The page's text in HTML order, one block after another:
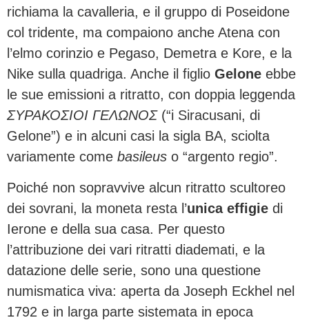
richiama la cavalleria, e il gruppo di Poseidone
col tridente, ma compaiono anche Atena con
l’elmo corinzio e Pegaso, Demetra e Kore, e la
Nike sulla quadriga. Anche il figlio Gelone ebbe
le sue emissioni a ritratto, con doppia leggenda
ΣΥΡΑΚΟΣΙΟΙ ΓΕΛΩΝΟΣ(“i Siracusani, di
Gelone”) e in alcuni casi la sigla BA, sciolta
variamente come basileus o “argento regio”.
Poiché non sopravvive alcun ritratto scultoreo
dei sovrani, la moneta resta l’unica effigie di
Ierone e della sua casa. Per questo
l’attribuzione dei vari ritratti diademati, e la
datazione delle serie, sono una questione
numismatica viva: aperta da Joseph Eckhel nel
1792 e in larga parte sistemata in epoca